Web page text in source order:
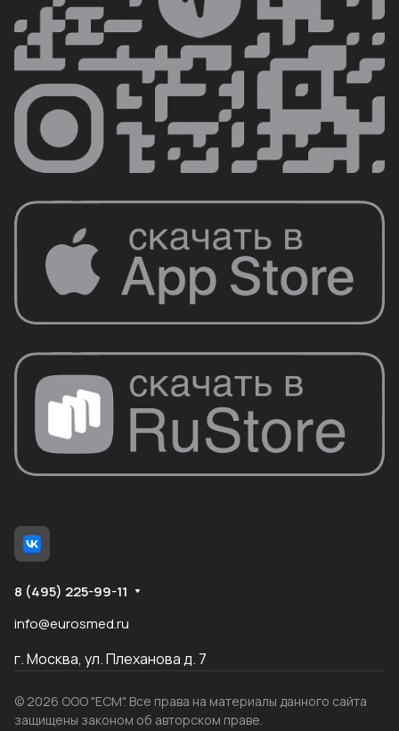
8 (495) 225-99-11
info@eurosmed.ru
г. Москва, ул. Плеханова д. 7
© 2026 ООО "ЕСМ". Все права на материалы данного сайта
защищены законом об авторском праве.